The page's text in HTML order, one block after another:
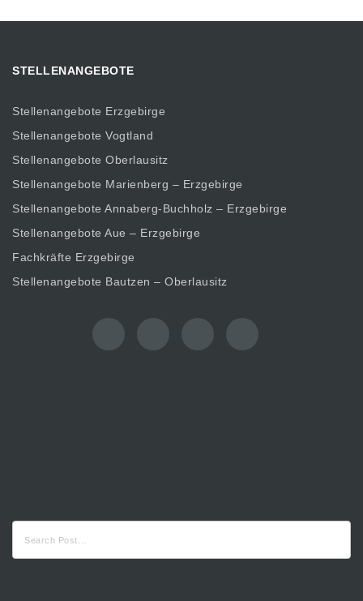
STELLENANGEBOTE
Stellenangebote Erzgebirge
Stellenangebote Vogtland
Stellenangebote Oberlausitz
Stellenangebote Marienberg – Erzgebirge
Stellenangebote Annaberg-Buchholz – Erzgebirge
Stellenangebote Aue – Erzgebirge
Fachkräfte Erzgebirge
Stellenangebote Bautzen – Oberlausitz
nach: